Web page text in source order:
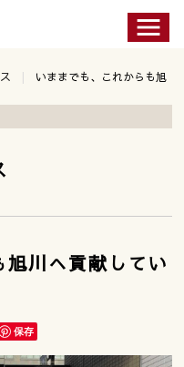
いままでも、これからも旭
川へ貢献してい
保存